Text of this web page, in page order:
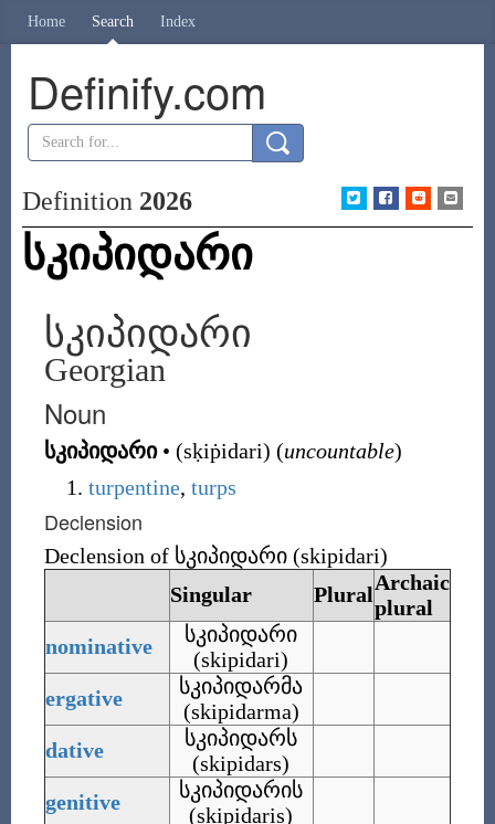
Home Search Index
Definify.com
Definition 2026
სკიპიდარი
სკიპიდარი
Georgian
Noun
სკიპიდარი • (sḳiṗidari) (uncountable)
turpentine, turps
Declension
Declension of სკიპიდარი (skipidari)
Singular
PluralArchaic
plural
nominative
სკიპიდარი
(skipidari)
ergative
სკიპიდარმა
(skipidarma)
dative
სკიპიდარს
(skipidars)
genitive
სკიპიდარის
(skipidaris)